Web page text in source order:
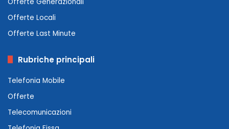
Offerte Locali
Offerte Last Minute
Rubriche principali
Telefonia Mobile
Offerte
Telecomunicazioni